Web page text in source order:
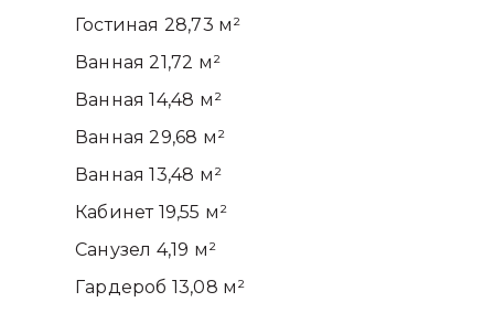
Ванная 21,72 м²
Кабинет 19,55 м²
Ванная 29,68 м²
Гостиная 28,73 м²
Ванная 14,48 м²
Ванная 13,48 м²
Санузел 4,19 м²
Гардероб 13,08 м²